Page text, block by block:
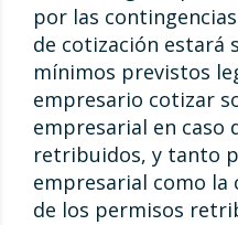
por las
de cotización estará
mínimos previstos
empresario cotizar
empresarial en caso
retribuidos, y tanto
empresarial como la
de los permisos